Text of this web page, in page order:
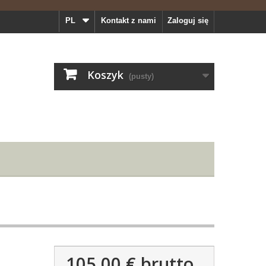
Zaloguj się
Kontakt z nami
PL
Koszyk (pusty)